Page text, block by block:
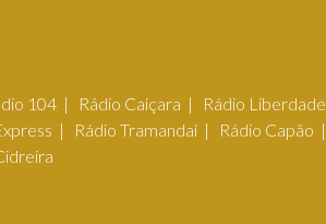
104 Rádio Caiçara Rádio Liberdade
Rádio Tramandaí Rádio Capão